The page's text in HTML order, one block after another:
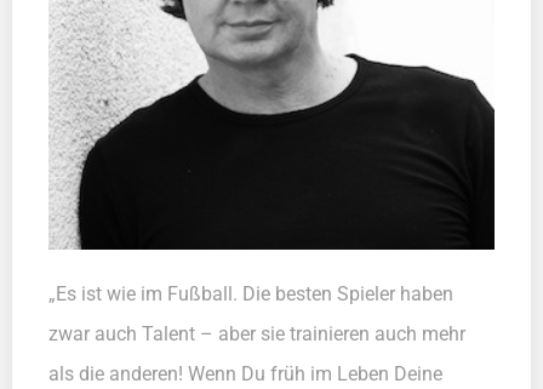
„Es ist wie im Fußball. Die besten Spieler haben
zwar auch Talent – aber sie trainieren auch mehr
als die anderen! Wenn Du früh im Leben Deine